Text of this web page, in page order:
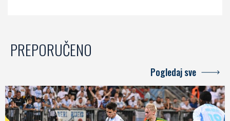
PREPORUČENO
Pogledaj sve